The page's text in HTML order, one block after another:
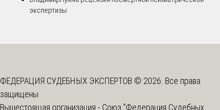
экспертизы
ФЕДЕРАЦИЯ СУДЕБНЫХ ЭКСПЕРТОВ © 2026. Все права
защищены
Вышестоящая организация - Союз "Федерация Судебных